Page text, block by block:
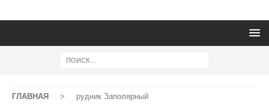
ГЛАВНАЯ > рудник Заполярный